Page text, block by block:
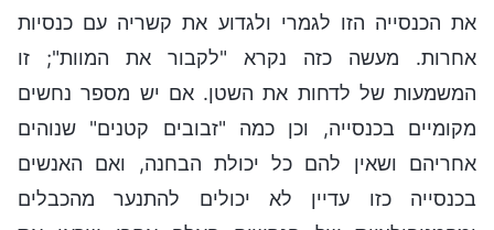
את הכנסייה הזו לגמרי ולגדוע את קשריה עם כנסיות
אחרות. מעשה כזה נקרא "לקבור את המוות"; זו
המשמעות של לדחות את השטן. אם יש מספר נחשים
מקומיים בכנסייה, וכן כמה "זבובים קטנים" שנוהים
אחריהם ושאין להם כל יכולת הבחנה, ואם האנשים
בכנסייה כזו עדיין לא יכולים להתנער מהכבלים